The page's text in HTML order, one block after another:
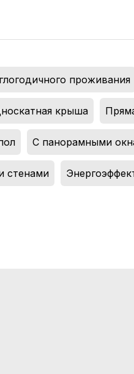
проживания
крыша
С панорамными
стенами